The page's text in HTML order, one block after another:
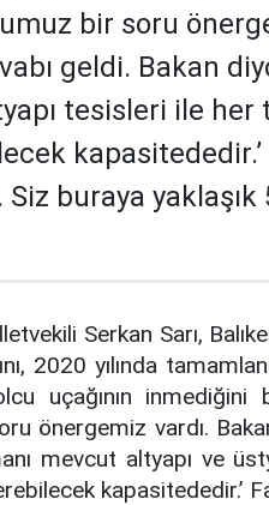
bir soru
geldi. Bakan
tesisleri ile
buraya
Serkan Sarı,
2020 yılında
uçağının inmediğini
önergemiz vardı.
mevcut altyapı ve
kapasitededir.’